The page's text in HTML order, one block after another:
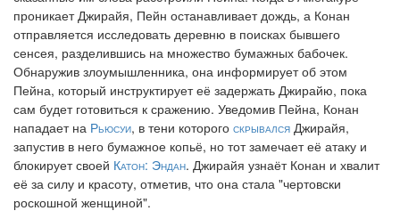
проникает Джирайя, Пейн останавливает дождь, а Конан
отправляется исследовать деревню в поисках бывшего
сенсея, разделившись на множество бумажных бабочек.
Обнаружив злоумышленника, она информирует об этом
Пейна, который инструктирует её задержать Джирайю, пока
сам будет готовиться к сражению. Уведомив Пейна, Конан
нападает на Рьюсуи, в тени которого скрывался Джирайя,
запустив в него бумажное копьё, но тот замечает её атаку и
блокирует своей Катон: Эндан. Джирайя узнаёт Конан и хвалит
её за силу и красоту, отметив, что она стала "чертовски
роскошной женщиной".